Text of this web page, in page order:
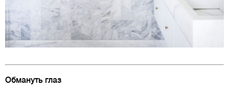
Обмануть глаз